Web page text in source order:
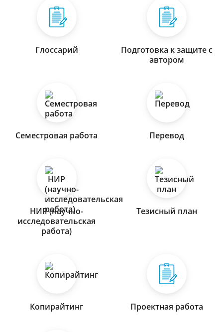
Глоссарий
Подготовка к защите с
автором
Семестровая работа Перевод
НИР (научно-
исследовательская
работа)
Тезисный план
Копирайтинг Проектная работа